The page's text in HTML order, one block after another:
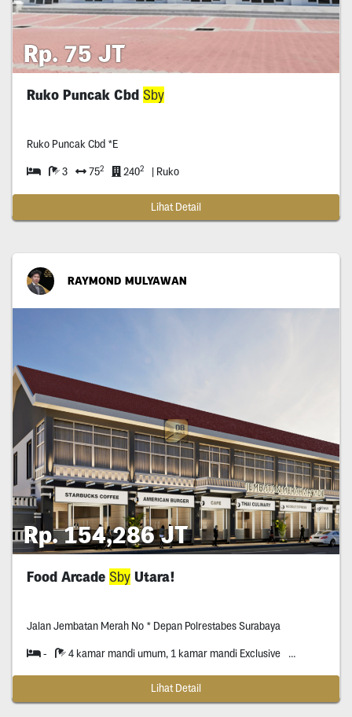
Rp. 75 JT
Ruko Puncak Cbd Sby
Ruko Puncak Cbd *E
3 752 2402 | Ruko
Lihat Detail
RAYMOND MULYAWAN
Rp. 154,286 JT
Food Arcade SbyUtara!
Jalan Jembatan Merah No * Depan Polrestabes Surabaya
- 4 kamar mandi umum, 1 kamar mandi Exclusive
Lihat Detail